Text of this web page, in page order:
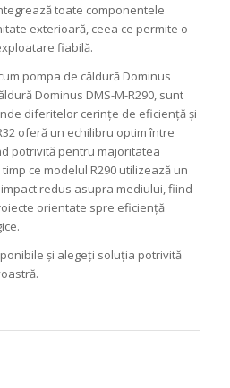
toate componentele
exterioară, ceea ce permite o
fiabilă.
pompa de căldură Dominus
Dominus DMS-M-R290, sunt
diferitelor cerințe de eficiență și
oferă un echilibru optim între
potrivită pentru majoritatea
ce modelul R290 utilizează un
redus asupra mediului, fiind
orientate spre eficiență
și alegeți soluția potrivită